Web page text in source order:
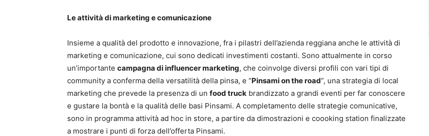
Le attività di marketing e comunicazione
Insieme a qualità del prodotto e innovazione, fra i pilastri dell’azienda reggiana anche le attività di
marketing e comunicazione, cui sono dedicati investimenti costanti. Sono attualmente in corso
un’importante campagna di influencer marketing, che coinvolge diversi profili con vari tipi di
community a conferma della versatilità della pinsa, e “Pinsami on the road”, una strategia di local
marketing che prevede la presenza di un food truck brandizzato a grandi eventi per far conoscere
e gustare la bontà e la qualità delle basi Pinsami. A completamento delle strategie comunicative,
sono in programma attività ad hoc in store, a partire da dimostrazioni e coooking station finalizzate
a mostrare i punti di forza dell’offerta Pinsami.